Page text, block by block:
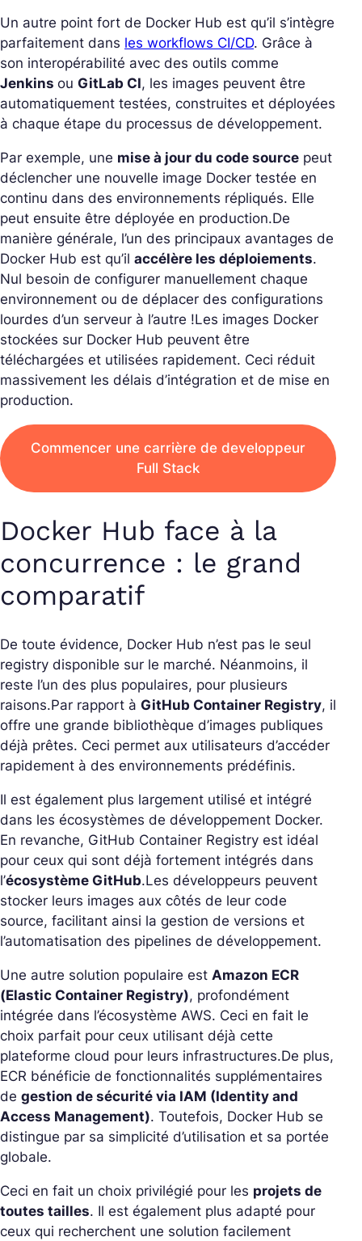
Un autre point fort de Docker Hub est qu’il s’intègre
parfaitement dans les workflows CI/CD. Grâce à
son interopérabilité avec des outils comme
Jenkins ou GitLab CI, les images peuvent être
automatiquement testées, construites et déployées
à chaque étape du processus de développement.
Par exemple, une mise à jour du code source peut
déclencher une nouvelle image Docker testée en
continu dans des environnements répliqués. Elle
peut ensuite être déployée en production.De
manière générale, l’un des principaux avantages de
Docker Hub est qu’il accélère les déploiements.
Nul besoin de configurer manuellement chaque
environnement ou de déplacer des configurations
lourdes d’un serveur à l’autre !Les images Docker
stockées sur Docker Hub peuvent être
téléchargées et utilisées rapidement. Ceci réduit
massivement les délais d’intégration et de mise en
production.
Commencer une carrière de developpeur
Full Stack
Docker Hub face à la
concurrence : le grand
comparatif
De toute évidence, Docker Hub n’est pas le seul
registry disponible sur le marché. Néanmoins, il
reste l’un des plus populaires, pour plusieurs
raisons.Par rapport à GitHub Container Registry, il
offre une grande bibliothèque d’images publiques
déjà prêtes. Ceci permet aux utilisateurs d’accéder
rapidement à des environnements prédéfinis.
Il est également plus largement utilisé et intégré
dans les écosystèmes de développement Docker.
En revanche, GitHub Container Registry est idéal
pour ceux qui sont déjà fortement intégrés dans
l’écosystème GitHub.Les développeurs peuvent
stocker leurs images aux côtés de leur code
source, facilitant ainsi la gestion de versions et
l’automatisation des pipelines de développement.
Une autre solution populaire est Amazon ECR
(Elastic Container Registry), profondément
intégrée dans l’écosystème AWS. Ceci en fait le
choix parfait pour ceux utilisant déjà cette
plateforme cloud pour leurs infrastructures.De plus,
ECR bénéficie de fonctionnalités supplémentaires
de gestion de sécurité via IAM (Identity and
Access Management). Toutefois, Docker Hub se
distingue par sa simplicité d’utilisation et sa portée
globale.
Ceci en fait un choix privilégié pour les projets de
toutes tailles. Il est également plus adapté pour
ceux qui recherchent une solution facilement